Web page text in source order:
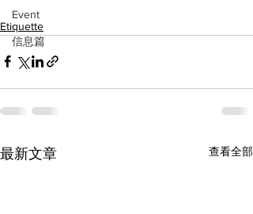
Event
信息篇
Etiquette
最新文章 查看全部